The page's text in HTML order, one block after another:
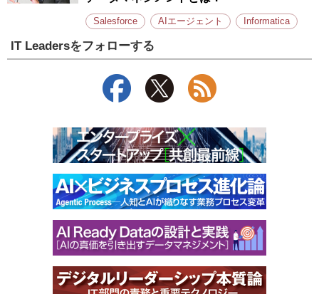
Salesforce AIエージェント Informatica
IT Leadersをフォローする